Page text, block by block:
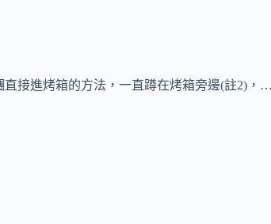
接進烤箱的方法，一直蹲在烤箱旁邊(註2)，